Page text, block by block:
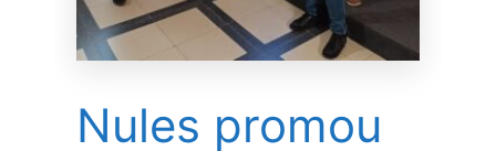
Nules promou